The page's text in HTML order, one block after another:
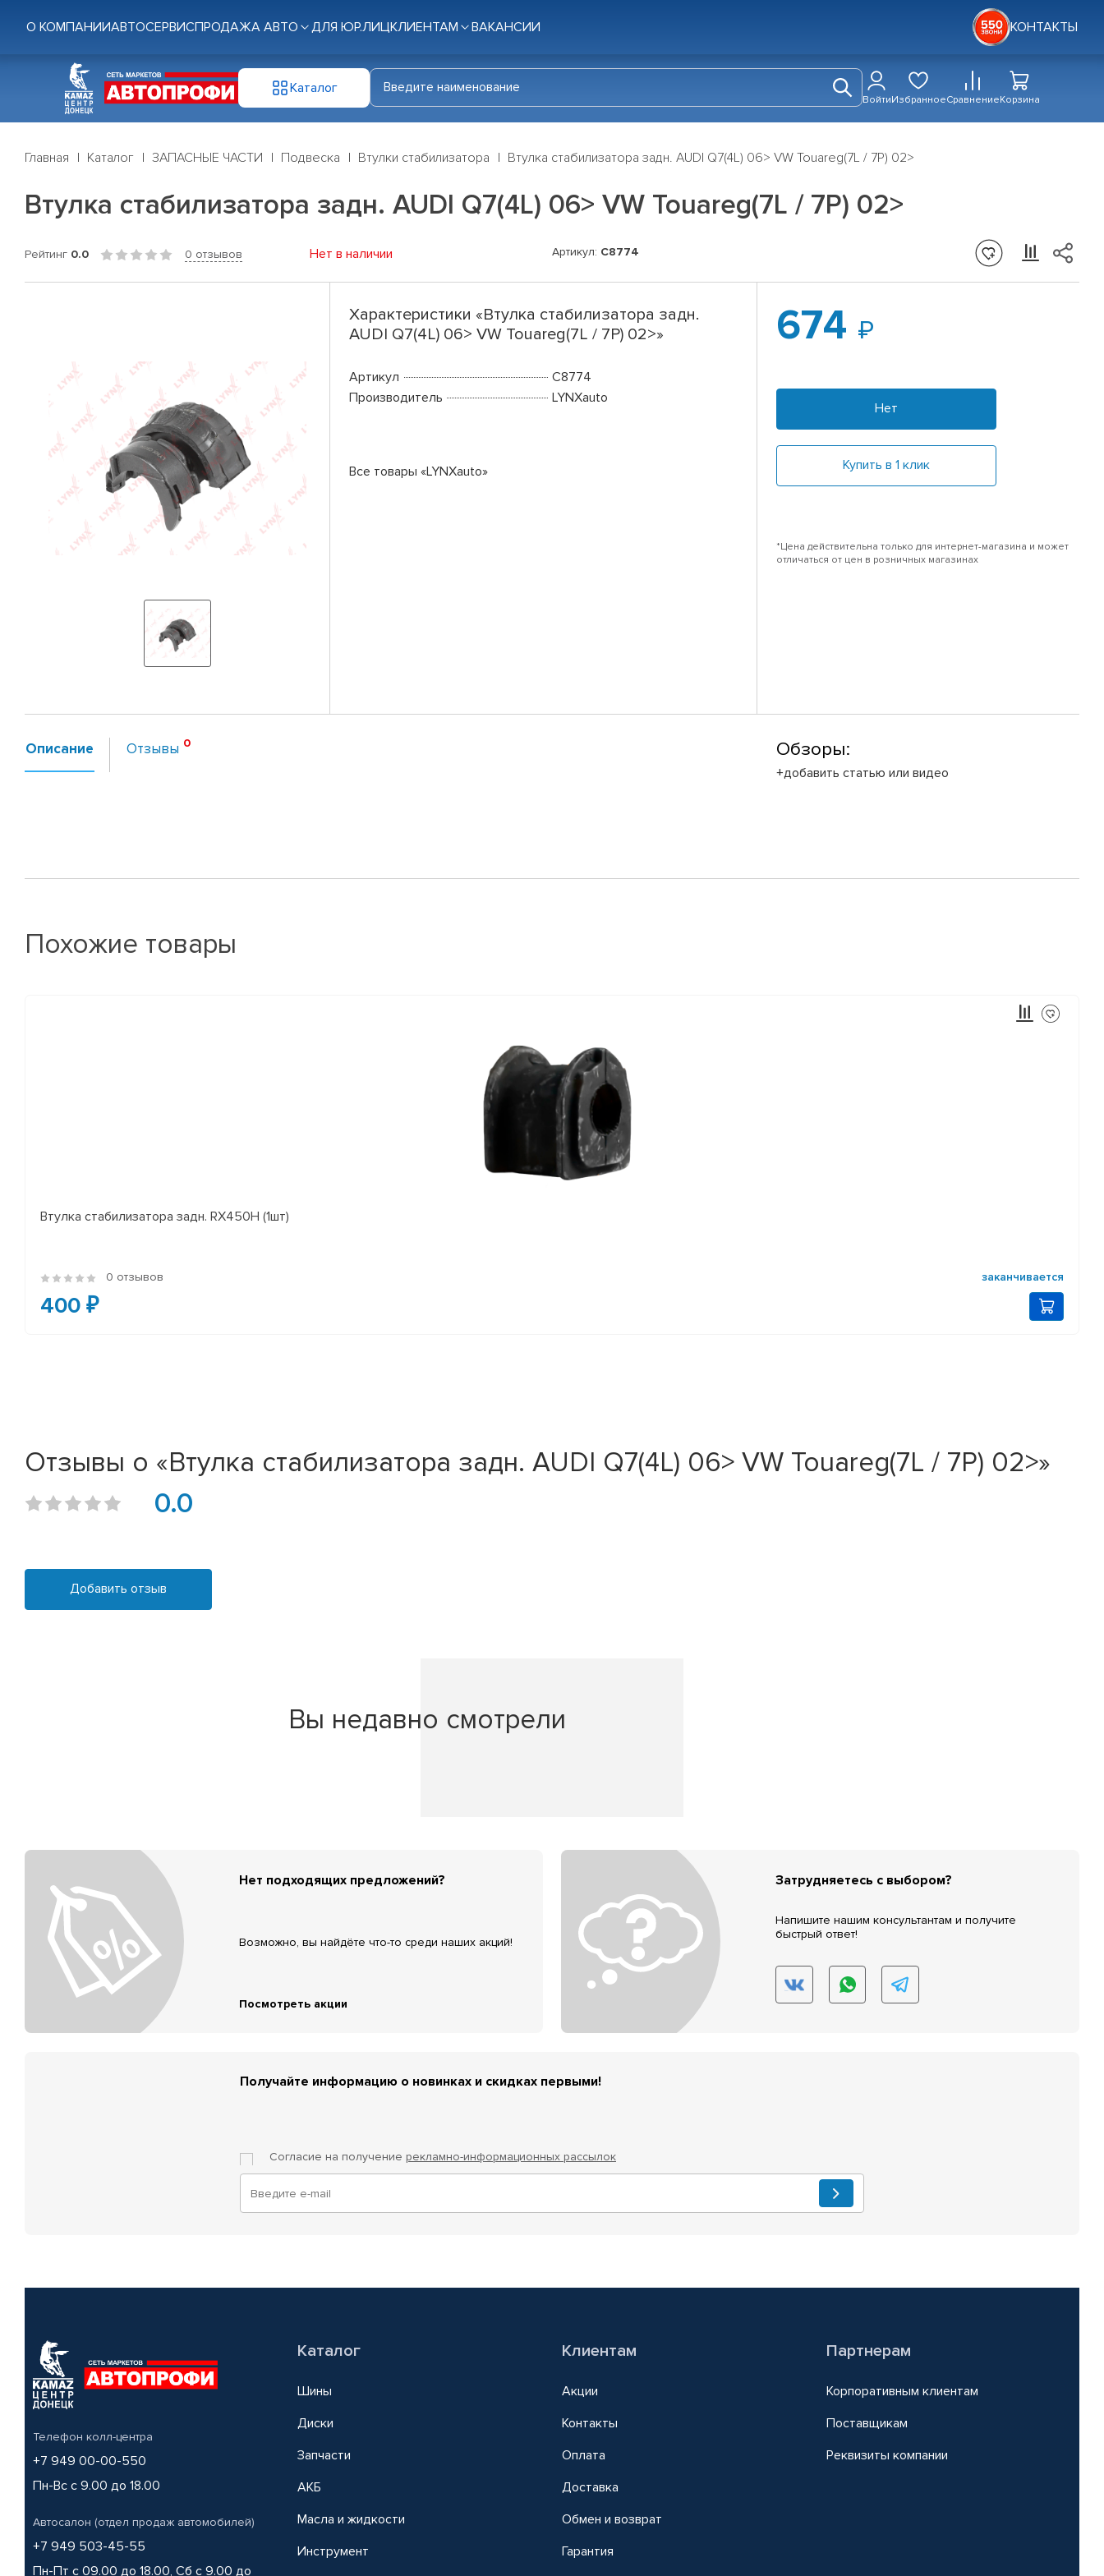
О КОМПАНИИАВТОСЕРВИСПРОДАЖА АВТО ДЛЯ ЮР.ЛИЦКЛИЕНТАМ ВАКАНСИИ КОНТАКТЫ
Каталог
ВойтиИзбранноеСравнениеКорзина
Главная Каталог ЗАПАСНЫЕ ЧАСТИ Подвеска Втулки стабилизатора Втулка стабилизатора задн. AUDI Q7(4L) 06> VW Touareg(7L / 7P) 02>
Втулка стабилизатора задн. AUDI Q7(4L) 06> VW Touareg(7L / 7P) 02>
Рейтинг 0.0 0 отзывов Нет в наличии Артикул: C8774
Характеристики «Втулка стабилизатора задн.
AUDI Q7(4L) 06> VW Touareg(7L / 7P) 02>»
Артикул
C8774
Производитель
LYNXauto
Все товары «LYNXauto»
674
Нет
Купить в 1 клик
*Цена действительна только для интернет-магазина и может
отличаться от цен в розничных магазинах
Описание Отзывы Обзоры:
+добавить статью или видео
Похожие товары
Втулка стабилизатора задн. RX450H (1шт)
0 отзывов заканчивается
400 ₽
Отзывы о «Втулка стабилизатора задн. AUDI Q7(4L) 06> VW Touareg(7L / 7P) 02>»
0.0
Добавить отзыв
Вы недавно смотрели
Нет подходящих предложений?
Возможно, вы найдёте что-то среди наших акций!
Посмотреть акции
Затрудняетесь с выбором?
Напишите нашим консультантам и получите
быстрый ответ!
Получайте информацию о новинках и скидках первыми!
Согласие на получение рекламно-информационных рассылок
Телефон колл-центра
+7 949 00-00-550
Пн-Вс с 9.00 до 18.00
Автосалон (отдел продаж автомобилей)
+7 949 503-45-55
Пн-Пт с 09.00 до 18.00, Сб с 9.00 до
Каталог
Шины
Диски
Запчасти
АКБ
Масла и жидкости
Инструмент
Клиентам
Акции
Контакты
Оплата
Доставка
Обмен и возврат
Гарантия
Партнерам
Корпоративным клиентам
Поставщикам
Реквизиты компании